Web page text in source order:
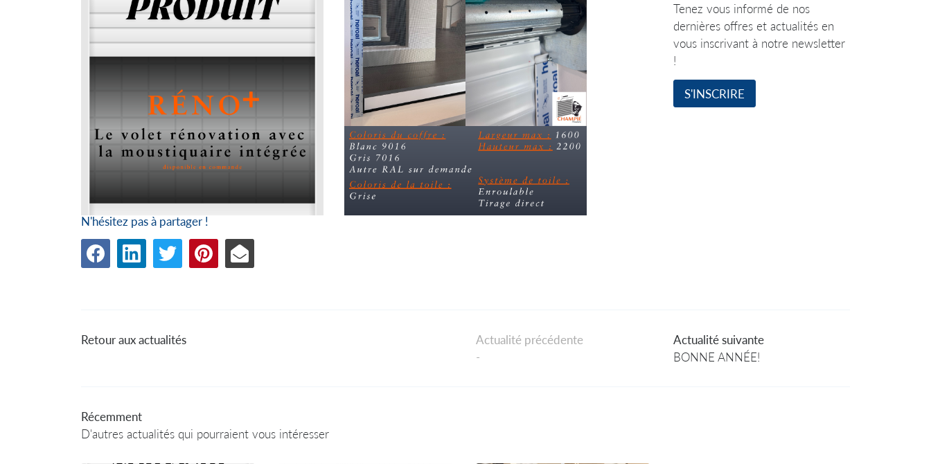
N'hésitez pas à partager !
Tenez vous informé de nos
dernières offres et actualités en
vous inscrivant à notre newsletter
!
S'INSCRIRE
Retour aux actualités
Actualité précédente
-
Actualité suivante
BONNE ANNÉE!
Récemment
D'autres actualités qui pourraient vous intéresser